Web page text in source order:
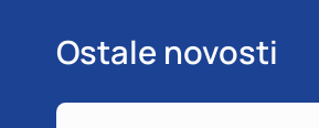
Ostale novosti